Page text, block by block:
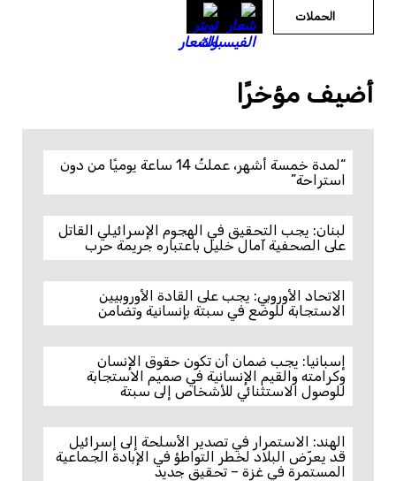
الحملات
أضيف مؤخرًا
“لمدة خمسة أشهر، عملتُ 14 ساعة يوميًا من دون
استراحة”
لبنان: يجب التحقيق في الهجوم الإسرائيلي القاتل
على الصحفية آمال خليل باعتباره جريمة حرب
الاتحاد الأوروبي: يجب على القادة الأوروبيين
الاستجابة للوضع في سبتة بإنسانية وتضامن
إسبانيا: يجب ضمان أن تكون حقوق الإنسان
وكرامته والقيم الإنسانية في صميم الاستجابة
للوصول الاستثنائي للأشخاص إلى سبتة
الهند: الاستمرار في تصدير الأسلحة إلى إسرائيل
قد يعرّض البلاد لخطر التواطؤ في الإبادة الجماعية
المستمرة في غزة – تحقيق جديد